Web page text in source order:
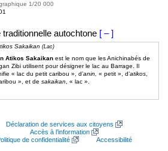
1/20 000
traditionnelle autochtone [ – ]
Sakaikan (Lac)
Atikos Sakaikan est le nom que les Anichinabés de
Zibi utilisent pour désigner le lac au Barrage. Il
« lac du petit caribou », d’anin, « petit », d’atikos
», et de sakaikan , « lac ».
Déclaration de services aux citoyens
Accès à l’information
de confidentialité
Accessibilité